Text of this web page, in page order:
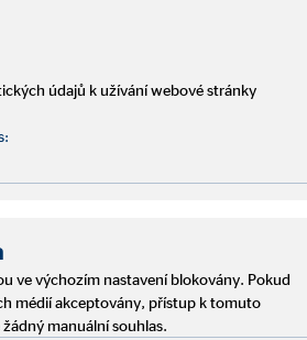
Netiketa
údajů k užívání webové stránky
ve výchozím nastavení blokovány. Pokud
médií akceptovány, přístup k tomuto
manuální souhlas.